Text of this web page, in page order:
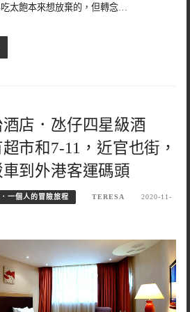
太飽本來想放棄的，但轉念…
店．氹仔四星級酒
市和7-11，近官也街，
到外港客運碼頭
一個人的冒險旅程 TERESA
2020-11-